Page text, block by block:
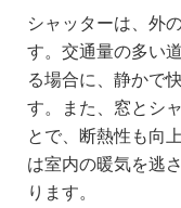
シャッターは、外
す。交通量の多い
る場合に、静かで
す。また、窓とシ
とで、断熱性も向
は室内の暖気を逃
ります。